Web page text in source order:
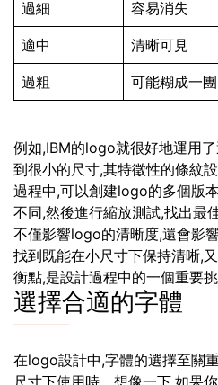
過細 容易消失
適中 清晰可見
過粗 可能糊成一團
例如,IBM的logo就很好地運用
到很小的尺寸,其特徵性的條紋
過程中,可以創建logo的多個版
不同,然後進行縮放測試,找出最
不僅影響logo的清晰度,還會影
找到既能在小尺寸下保持清晰,
衡點,是設計過程中的一個重要挑
選擇合適的字體
在logo設計中,字體的選擇至關